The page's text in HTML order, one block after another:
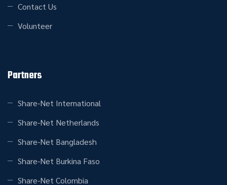
Contact Us
Volunteer
Partners
Share-Net International
Share-Net Netherlands
Share-Net Bangladesh
Share-Net Burkina Faso
Share-Net Colombia